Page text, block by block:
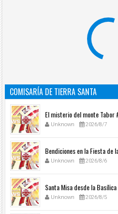
COMISARÍA DE TIERRA SANTA
El misterio del monte
Unknown 2026/8/7
Bendiciones en la Fiesta de
Unknown 2026/8/6
Santa Misa desde la
Unknown 2026/8/5